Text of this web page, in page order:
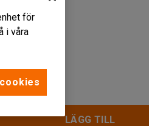
LÄGG TILL
för
i våra